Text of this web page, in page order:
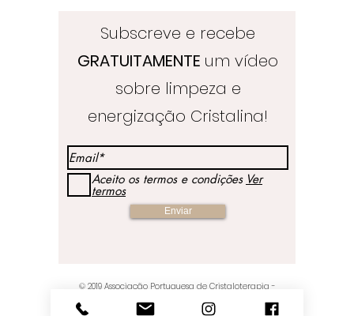
Subscreve e recebe
GRATUITAMENTE um vídeo
sobre limpeza e
energização Cristalina!
Aceito os termos e condições Ver
termos
Enviar
© 2019 Associação Portuguesa de Cristaloterapia-
por Joana Pinto